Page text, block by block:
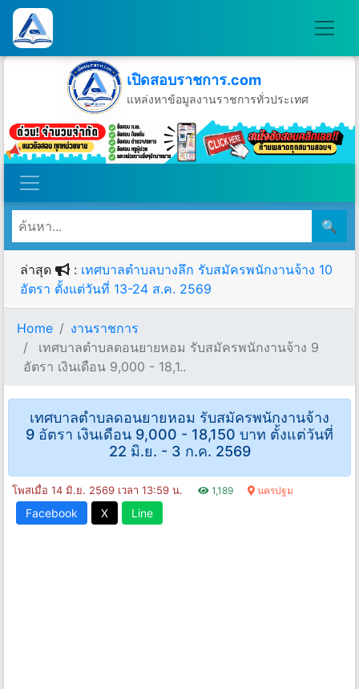
เปิดสอบราชการ.com
แหล่งหาข้อมูลงานราชการทั่วประเทศ
วันอาทิตย์ที่ 9 เดือนสิงหาคม พ.ศ.2569
🔍
ล่าสุด : เทศบาลตำบลบางลึก รับสมัครพนักงานจ้าง 10
อัตรา ตั้งแต่วันที่ 13-24 ส.ค. 2569
Home
งานราชการ
เทศบาลตำบลดอนยายหอม รับสมัครพนักงานจ้าง 9
อัตรา เงินเดือน 9,000 - 18,1..
เทศบาลตำบลดอนยายหอม รับสมัครพนักงานจ้าง
9 อัตรา เงินเดือน 9,000 - 18,150 บาท ตั้งแต่วันที่
22 มิ.ย. - 3 ก.ค. 2569
โพสเมื่อ 14 มิ.ย. 2569 เวลา 13:59 น. 1,189 นครปฐม
Facebook X Line